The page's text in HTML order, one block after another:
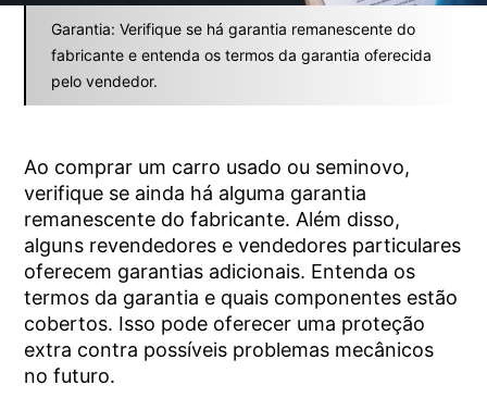
Garantia: Verifique se há garantia remanescente do
fabricante e entenda os termos da garantia oferecida
pelo vendedor.
Ao comprar um carro usado ou seminovo,
verifique se ainda há alguma garantia
remanescente do fabricante. Além disso,
alguns revendedores e vendedores particulares
oferecem garantias adicionais. Entenda os
termos da garantia e quais componentes estão
cobertos. Isso pode oferecer uma proteção
extra contra possíveis problemas mecânicos
no futuro.